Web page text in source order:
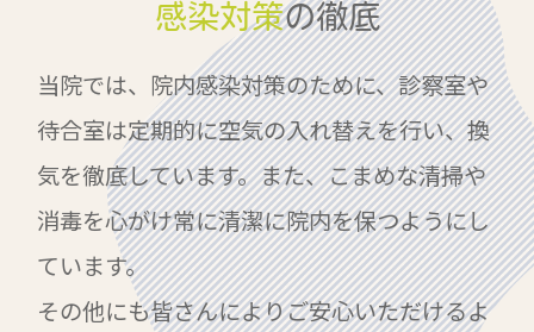
感染対策の徹底
当院では、院内感染対策のために、診察室や
待合室は定期的に空気の入れ替えを行い、換
気を徹底しています。また、こまめな清掃や
消毒を心がけ常に清潔に院内を保つようにし
ています。
その他にも皆さんによりご安心いただけるよ